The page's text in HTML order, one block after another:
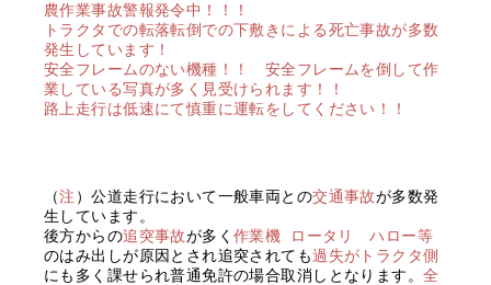
農作業事故警報発令中！！！
トラクタでの転落転倒での下敷きによる死亡事故が多数
発生しています！
安全フレームのない機種！！ 安全フレームを倒して作
業している写真が多く見受けられます！！
路上走行は低速にて慎重に運転をしてください！！
（注 ）公道走行において一般車両との交通事故が多数発
生しています。
後方からの追突事故が多く作業機
ロータリ ハロー等
のはみ出しが原因とされ追突されても過失がトラクタ側
にも多く課せられ普通免許の場合取消しとなります。全